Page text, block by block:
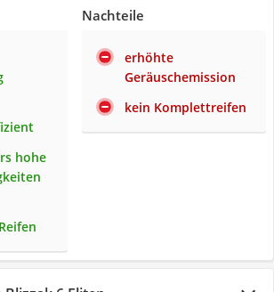
hohe
Nachteile
erhöhte
Geräuschemission
kein Komplettreifen